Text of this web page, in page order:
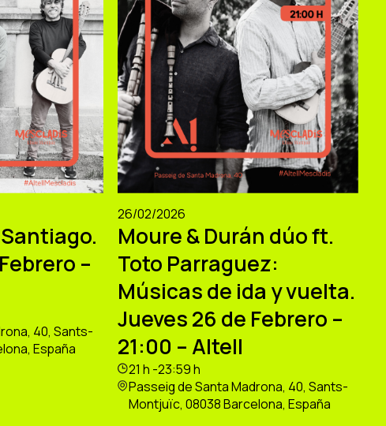
–
40, Sants-
España
26/02/2026
Moure & Durán dúo ft.
Toto Parraguez:
Músicas de ida y vuelta.
Jueves 26 de Febrero –
21:00 – Altell
21 h -23:59 h
Passeig de Santa Madrona, 40, Sants-
Montjuïc, 08038 Barcelona, España